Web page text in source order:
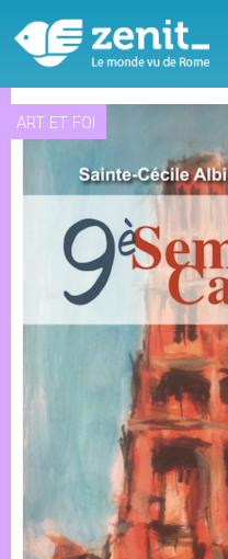
ART ET FOI